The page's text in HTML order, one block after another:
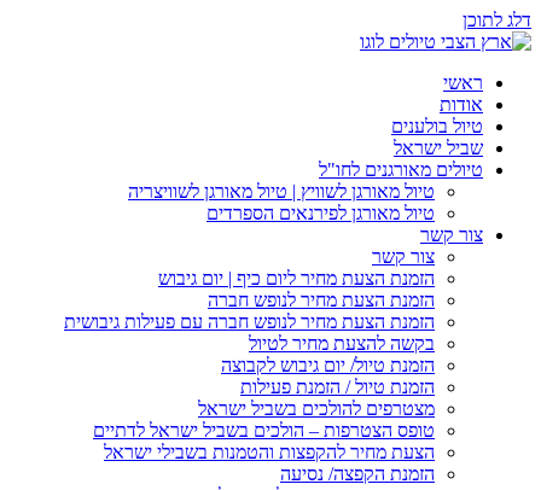
דלג לתוכן
ראשי
אודות
טיול בולענים
שביל ישראל
טיולים מאורגנים לחו"ל
טיול מאורגן לשוויץ | טיול מאורגן לשוויצריה
טיול מאורגן לפירנאים הספרדים
צור קשר
צור קשר
הזמנת הצעת מחיר ליום כיף | יום גיבוש
הזמנת הצעת מחיר לנופש חברה
הזמנת הצעת מחיר לנופש חברה עם פעילות גיבושית
בקשה להצעת מחיר לטיול
הזמנת טיול/ יום גיבוש לקבוצה
הזמנת טיול / הזמנת פעילות
מצטרפים להולכים בשביל ישראל
טופס הצטרפות – הולכים בשביל ישראל לדתיים
הצעת מחיר להקפצות והטמנות בשבילי ישראל
הזמנת הקפצה/ נסיעה